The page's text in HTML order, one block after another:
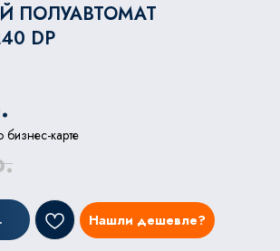
ПОЛУАВТОМАТ
DP
бизнес-карте
Нашли дешевле?